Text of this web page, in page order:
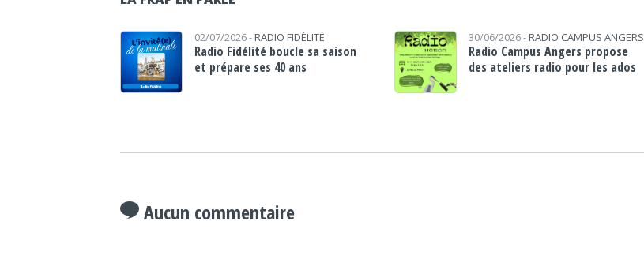
02/07/2026 - RADIO FIDÉLITÉ
Radio Fidélité boucle sa saison
et prépare ses 40 ans
30/06/2026 - RADIO CAMPUS ANGERS
Radio Campus Angers propose
des ateliers radio pour les ados
Aucun commentaire